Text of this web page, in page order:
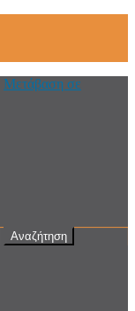
Μετάβαση σε
Αναζήτηση